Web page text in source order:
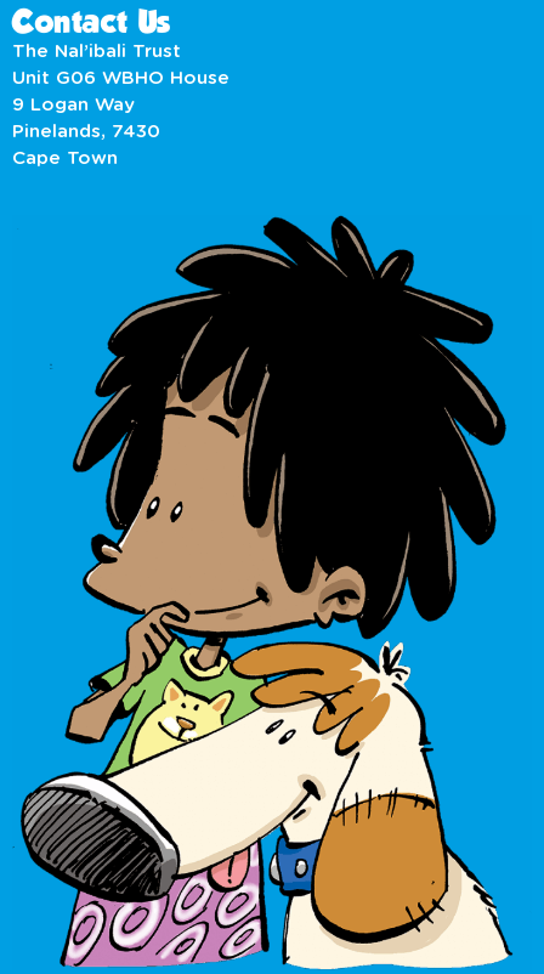
Contact Us
The Nal’ibali Trust
Unit G06 WBHO House
9 Logan Way
Pinelands, 7430
Cape Town